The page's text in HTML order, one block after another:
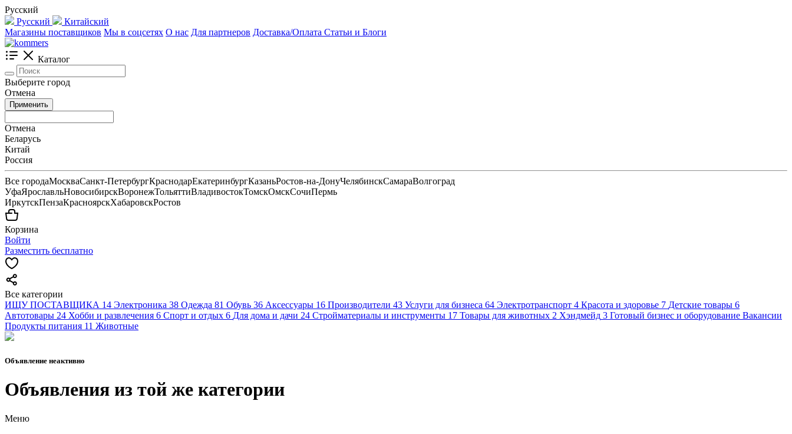
Русский
Русский
Китайский
Магазины поставщиков Мы в соцсетях О нас Для партнеров Доставка/Оплата Статьи и Блоги
Каталог
Выберите город
Отмена
Применить
Отмена
Беларусь
Китай
Россия
Все городаМоскваСанкт-ПетербургКраснодарЕкатеринбургКазаньРостов-на-ДонуЧелябинскСамараВолгоград
УфаЯрославльНовосибирскВоронежТольяттиВладивостокТомскОмскСочиПермь
ИркутскПензаКрасноярскХабаровскРостов
Корзина
Войти
Разместить бесплатно
Все категории
ИЩУ ПОСТАВЩИКА 14 Электроника 38 Одежда 81 Обувь 36 Аксессуары 16 Производители 43 Услуги для бизнеса 64 Электротранспорт 4 Красота и здоровье 7 Детские товары 6
Автотовары 24 Хобби и развлечения 6 Спорт и отдых 6 Для дома и дачи 24 Стройматериалы и инструменты 17 Товары для животных 2 Хэндмейд 3 Готовый бизнес и оборудование Вакансии
Продукты питания 11 Животные
Объявление неактивно
Объявления из той же категории
Меню